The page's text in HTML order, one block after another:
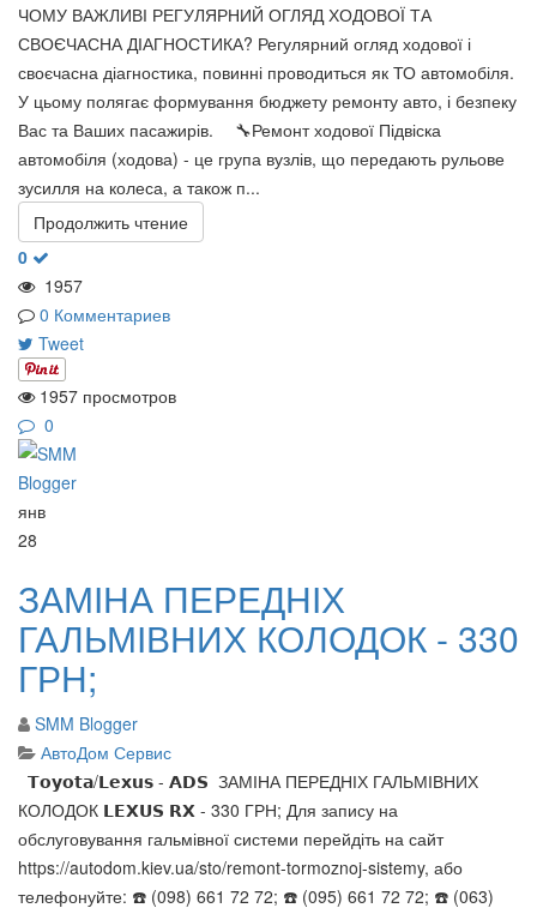
ЧОМУ ВАЖЛИВІ РЕГУЛЯРНИЙ ОГЛЯД ХОДОВОЇ ТА
СВОЄЧАСНА ДІАГНОСТИКА? Регулярний огляд ходової і
своєчасна діагностика, повинні проводиться як ТО автомобіля.
У цьому полягає формування бюджету ремонту авто, і безпеку
Вас та Ваших пасажирів. ⠀ 🔧Ремонт ходової Підвіска
автомобіля (ходова) - це група вузлів, що передають рульове
зусилля на колеса, а також п...
Продолжить чтение
0
1957
0 Комментариев
Tweet
1957 просмотров
0
янв
28
ЗАМІНА ПЕРЕДНІХ
ГАЛЬМІВНИХ КОЛОДОК - 330
ГРН;
SMM Blogger
АвтоДом Сервис
𝗧𝗼𝘆𝗼𝘁𝗮/𝗟𝗲𝘅𝘂𝘀 - 𝗔𝗗𝗦 ЗАМІНА ПЕРЕДНІХ ГАЛЬМІВНИХ
КОЛОДОК 𝗟𝗘𝗫𝗨𝗦 𝗥𝗫 - 330 ГРН; Для запису на
обслуговування гальмівної системи перейдіть на сайт
https://autodom.kiev.ua/sto/remont-tormoznoj-sistemy, або
телефонуйте: ☎️ (098) 661 72 72; ☎️ (095) 661 72 72; ☎️ (063)